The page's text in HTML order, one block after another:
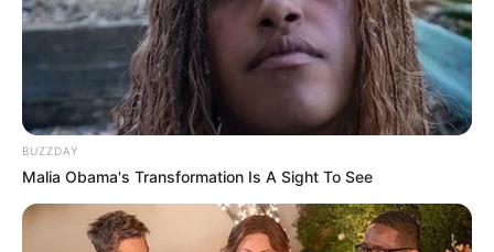
BUZZDAY
Malia Obama's Transformation Is A Sight To See